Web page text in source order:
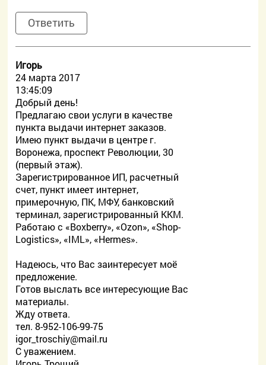
Ответить
Игорь
24 марта 2017
13:45:09
Добрый день!
Предлагаю свои услуги в качестве
пункта выдачи интернет заказов.
Имею пункт выдачи в центре г.
Воронежа, проспект Революции, 30
(первый этаж).
Зарегистрированное ИП, расчетный
счет, пункт имеет интернет,
примерочную, ПК, МФУ, банковский
терминал, зарегистрированный ККМ.
Работаю с «Boxberry», «Ozon», «Shop-
Logistics», «IML», «Hermes».
Надеюсь, что Вас заинтересует моё
предложение.
Готов выслать все интересующие Вас
материалы.
Жду ответа.
тел. 8-952-106-99-75
igor_troschiy@mail.ru
С уважением.